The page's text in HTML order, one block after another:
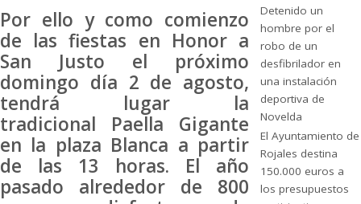
Por ello y como comienzo
de las fiestas en Honor a
San Justo el próximo
domingo día 2 de agosto,
tendrá lugar la
tradicional Paella Gigante
en la plaza Blanca a partir
de las 13 horas. El año
pasado alrededor de 800
Detenido un
hombre por el
robo de un
desfibrilador en
una instalación
deportiva de
Novelda
El Ayuntamiento de
Rojales destina
150.000 euros a
los presupuestos